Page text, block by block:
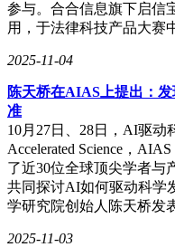
参与。合合信息旗下启信
用，于法律科技产品大赛
2025-11-04
陈天桥在AIAS上提出：
准
10月27日、28日，AI驱动
Accelerated Science，
了近30位全球顶尖学者与
共同探讨AI如何驱动科学
学研究院创始人陈天桥发
2025-11-03